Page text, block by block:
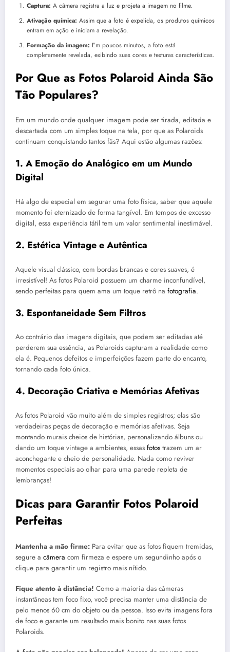
Captura: A câmera registra a luz e projeta a imagem no filme.
Ativação química: Assim que a foto é expelida, os produtos químicos
entram em ação e iniciam a revelação.
Formação da imagem: Em poucos minutos, a foto está
completamente revelada, exibindo suas cores e texturas características.
Por Que as Fotos Polaroid Ainda São
Tão Populares?
Em um mundo onde qualquer imagem pode ser tirada, editada e
descartada com um simples toque na tela, por que as Polaroids
continuam conquistando tantos fãs? Aqui estão algumas razões:
1. A Emoção do Analógico em um Mundo
Digital
Há algo de especial em segurar uma foto física, saber que aquele
momento foi eternizado de forma tangível. Em tempos de excesso
digital, essa experiência tátil tem um valor sentimental inestimável.
2. Estética Vintage e Autêntica
Aquele visual clássico, com bordas brancas e cores suaves, é
irresistível! As fotos Polaroid possuem um charme inconfundível,
sendo perfeitas para quem ama um toque retrô na fotografia.
3. Espontaneidade Sem Filtros
Ao contrário das imagens digitais, que podem ser editadas até
perderem sua essência, as Polaroids capturam a realidade como
ela é. Pequenos defeitos e imperfeições fazem parte do encanto,
tornando cada foto única.
4. Decoração Criativa e Memórias Afetivas
As fotos Polaroid vão muito além de simples registros; elas são
verdadeiras peças de decoração e memórias afetivas. Seja
montando murais cheios de histórias, personalizando álbuns ou
dando um toque vintage a ambientes, essas fotos trazem um ar
aconchegante e cheio de personalidade. Nada como reviver
momentos especiais ao olhar para uma parede repleta de
lembranças!
Dicas para Garantir Fotos Polaroid
Perfeitas
Mantenha a mão firme: Para evitar que as fotos fiquem tremidas,
segure a câmera com firmeza e espere um segundinho após o
clique para garantir um registro mais nítido.
Fique atento à distância! Como a maioria das câmeras
instantâneas tem foco fixo, você precisa manter uma distância de
pelo menos 60 cm do objeto ou da pessoa. Isso evita imagens fora
de foco e garante um resultado mais bonito nas suas fotos
Polaroids.